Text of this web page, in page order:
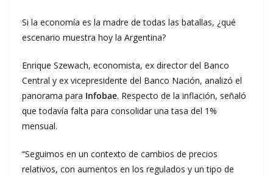
Si la economía es la madre de todas las batallas, ¿qué
escenario muestra hoy la Argentina?
Enrique Szewach, economista, ex director del Banco
Central y ex vicepresidente del Banco Nación, analizó el
panorama para Infobae. Respecto de la inflación, señaló
que todavía falta para consolidar una tasa del 1%
mensual.
“Seguimos en un contexto de cambios de precios
relativos, con aumentos en los regulados y un tipo de